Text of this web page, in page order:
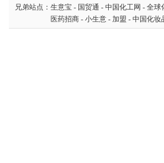
兄弟站点： 生意宝 - 国贸通 - 中国化工网 - 全球
医药招商 - 小生意 - 加盟 - 中国化妆